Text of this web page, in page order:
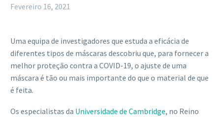
Fevereiro 16, 2021
Uma equipa de investigadores que estuda a eficácia de
diferentes tipos de máscaras descobriu que, para fornecer a
melhor proteção contra a COVID-19, o ajuste de uma
máscara é tão ou mais importante do que o material de que
é feita.
Os especialistas da Universidade de Cambridge, no Reino